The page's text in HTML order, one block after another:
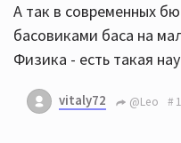
А так в современных
басовиками баса на
Физика - есть такая
vitaly72 @Leo